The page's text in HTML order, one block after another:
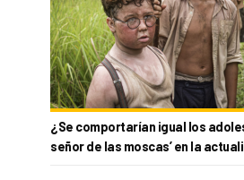
¿Se comportarían igual los
señor de las moscas’ en la